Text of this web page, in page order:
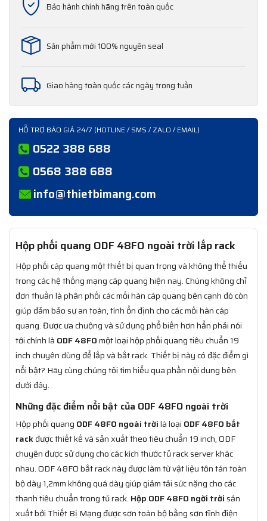
Bảo hành chính hãng trên toàn quốc
Sản phẩm mới 100% nguyên seal
Giao hàng toàn quốc các ngày trong tuần
HỖ TRỢ BÁO GIÁ 24/7 (HOTLINE / SMS / ZALO / EMAIL)
0522 388 688
0568 388 688
info@thietbimang.com
Hộp phối quang ODF 48FO ngoài trời lắp rack
Hộp phối cáp quang một thiết bị quan trọng và không thể thiếu
trong các hệ thống mạng cáp quang hiện nay. Chúng không chỉ
đơn thuần là phân phối các mối hàn cáp quang bên cạnh đó còn
giúp đảm bảo sự an toàn, tính ổn định cho các mối hàn cáp
quang. Được ưa chuộng và sử dụng phổ biến hơn hẳn phải nói
tới chính là ODF 48FOmột loại hộp phối quang tiêu chuẩn 19
inch chuyên dùng để lắp và bắt rack. Thiết bị này có đặc điểm gì
nổi bật? Hãy cùng chúng tôi tìm hiểu qua phần nội dung bên
dưới đây.
Những đặc điểm nổi bật của ODF 48FO ngoài trời
Hộp phối quang ODF 48FO ngoài trờilà loại ODF 48FO bắt
rackđược thiết kế và sản xuất theo tiêu chuẩn 19 inch, ODF
chuyên được sử dụng cho các kích thước tủ rack server khác
nhau. ODF 48FO bắt rack này được làm từ vật liệu tôn tán toàn
bộ dày 1,2mm không quá dày giúp giảm tải sức nặng cho các
thanh tiêu chuẩn trong tủ rack. Hộp ODF 48FO ngời trờisản
xuất bởi Thiết Bị Mạng được sơn toàn bộ bằng sơn tĩnh điện